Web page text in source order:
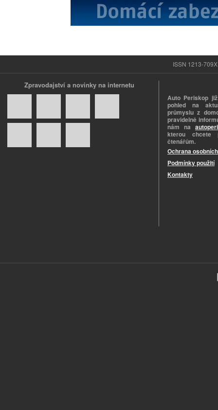
ISSN 1213-
Zpravodajství a novinky na internetu
Auto Periskop
pohled na
průmyslu z
pravidelně
nám na
kterou chcete
čtenářům.
Ochrana
Podmínky použití
Kontakty